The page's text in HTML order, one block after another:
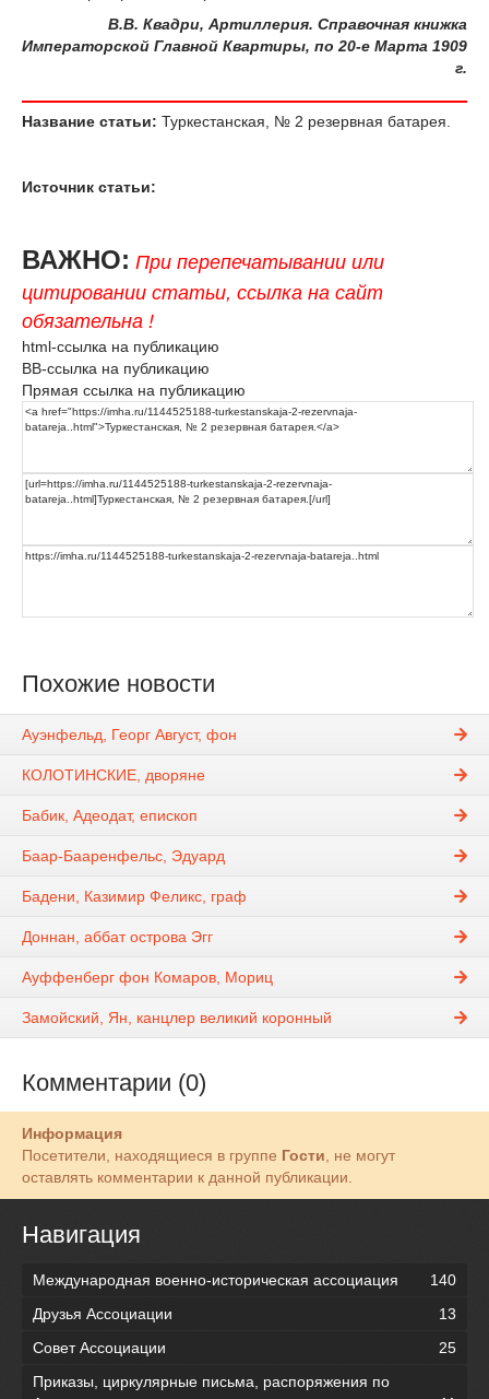
В.В. Квадри, Артиллерия. Справочная книжка
Императорской Главной Квартиры, по 20-е Марта 1909
г.
Название статьи: Туркестанская, № 2 резервная батарея.
Источник статьи:
ВАЖНО: При перепечатывании или
цитировании статьи, ссылка на сайт
обязательна !
html-ссылка на публикацию
BB-ссылка на публикацию
Прямая ссылка на публикацию
Похожие новости
Ауэнфельд, Георг Август, фон
КОЛОТИНСКИЕ, дворяне
Бабик, Адеодат, епископ
Баар-Бааренфельс, Эдуард
Бадени, Казимир Феликс, граф
Доннан, аббат острова Эгг
Ауффенберг фон Комаров, Мориц
Замойский, Ян, канцлер великий коронный
Комментарии (0)
Информация
Посетители, находящиеся в группе Гости , не могут
оставлять комментарии к данной публикации.
Навигация
Международная военно-историческая ассоциация
140
Друзья Ассоциации
13
Совет Ассоциации
25
Приказы, циркулярные письма, распоряжения по